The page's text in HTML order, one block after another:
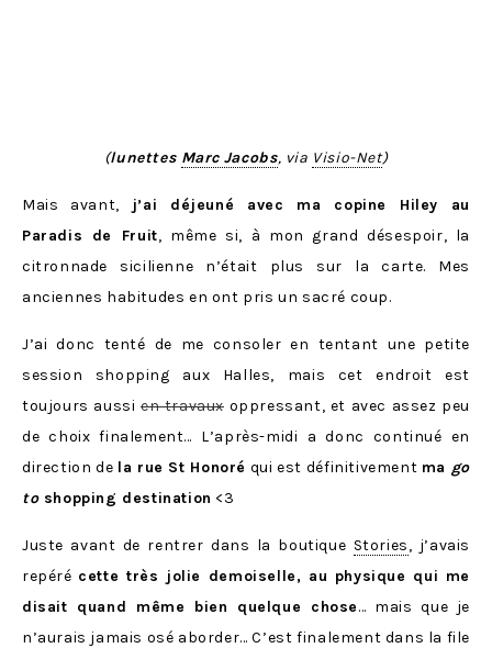
(lunettes Marc Jacobs, via Visio-Net)
Mais avant,
j’ai déjeuné avec ma copine Hiley au
Paradis de Fruit, même si, à mon grand désespoir, la
citronnade sicilienne n’était plus sur la carte. Mes
anciennes habitudes en ont pris un sacré coup.
J’ai donc tenté de me consoler en tentant une petite
session shopping aux Halles, mais cet endroit est
toujours aussi en travaux oppressant, et avec assez peu
de choix finalement… L’après-midi a donc continué en
direction de la rue St Honoré qui est définitivement ma go
toshopping destination <3
Juste avant de rentrer dans la boutique Stories, j’avais
repéré cette très jolie demoiselle, au physique qui me
disait quand même bien quelque chose… mais que je
n’aurais jamais osé aborder… C’est finalement dans la file